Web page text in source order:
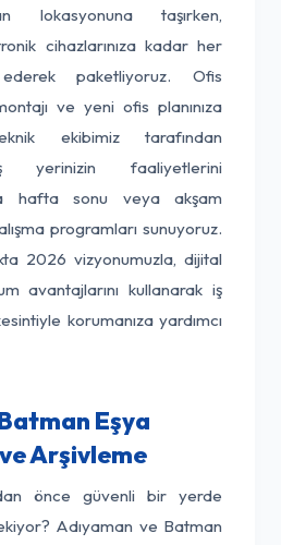
lokasyonuna taşırken,
cihazlarınıza kadar her
paketliyoruz. Ofis
ve yeni ofis planınıza
ekibimiz tarafından
yerinizin faaliyetlerini
hafta sonu veya akşam
programları sunuyoruz.
2026 vizyonumuzla, dijital
avantajlarını kullanarak iş
korumanıza yardımcı
Eşya
Arşivleme
önce güvenli bir yerde
Adıyaman ve Batman